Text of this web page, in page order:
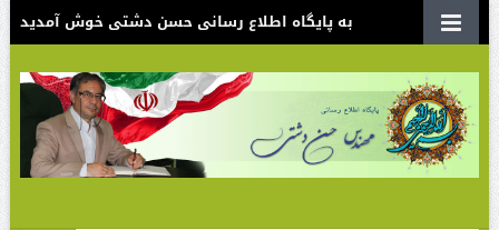
به پایگاه اطلاع رسانی حسن دشتی خوش آمدید